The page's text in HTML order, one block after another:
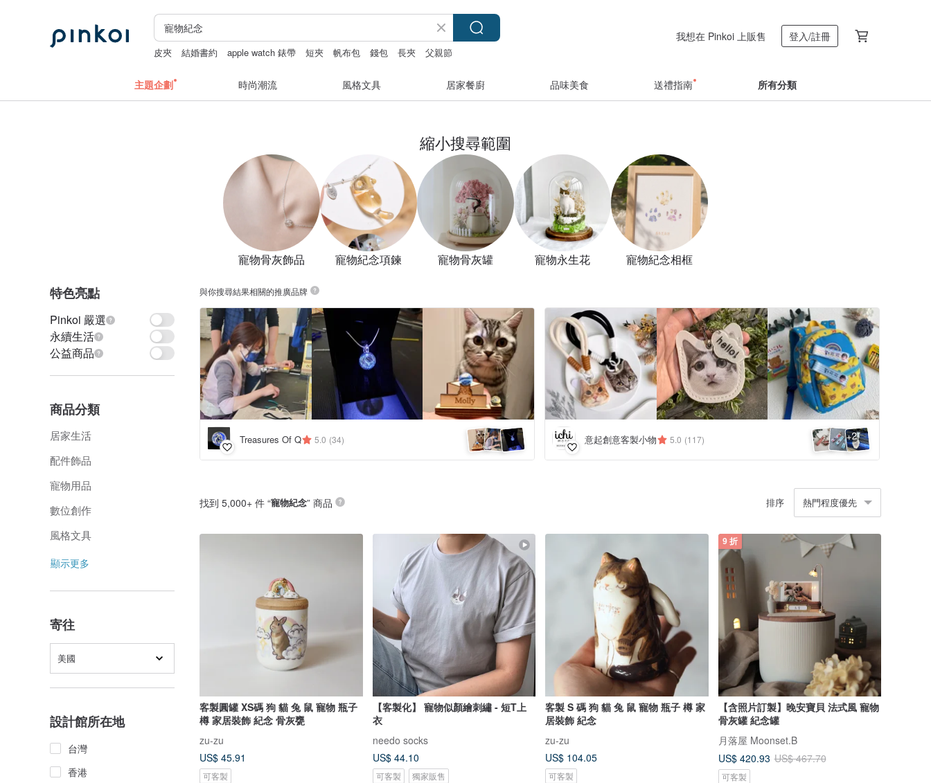
皮夾 結婚書約 apple watch 錶帶 短夾 帆布包 錢包 長夾 父親節
我想在 Pinkoi 上販售 登入/註冊
主題企劃 時尚潮流 風格文具 居家餐廚 品味美食 送禮指南 所有分類
縮小搜尋範圍
寵物骨灰飾品 寵物紀念項鍊 寵物骨灰罐 寵物永生花 寵物紀念相框
特色亮點
Pinkoi 嚴選
永續生活
公益商品
商品分類
居家生活
配件飾品
寵物用品
數位創作
風格文具
顯示更多
寄往
美國
設計館所在地
台灣
香港
與你搜尋結果相關的推廣品牌
Treasures Of Q 5.0 (34) 意起創意客製小物 5.0 (117) +2
找到 5,000+ 件 “寵物紀念” 商品 排序 熱門程度優先
客製圓罐 XS碼 狗 貓 兔 鼠 寵物 瓶子
樽 家居裝飾 紀念 骨灰甕
zu-zu
US$ 45.91
可客製
【客製化】 寵物似顏繪刺繡 - 短T上
衣
needo socks
US$ 44.10
可客製 獨家販售
客製 S 碼 狗 貓 兔 鼠 寵物 瓶子 樽 家
居裝飾 紀念
zu-zu
US$ 104.05
可客製
9 折
【含照片訂製】晚安寶貝 法式風 寵物
骨灰罐 紀念罐
月落屋 Moonset.B
US$ 420.93 US$ 467.70
可客製